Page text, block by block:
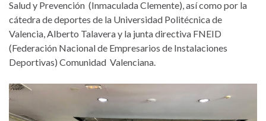
Salud y Prevención (Inmaculada Clemente), así como por la
cátedra de deportes de la Universidad Politécnica de
Valencia, Alberto Talavera y la junta directiva FNEID
(Federación Nacional de Empresarios de Instalaciones
Deportivas) Comunidad Valenciana.